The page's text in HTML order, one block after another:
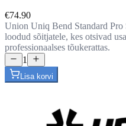
€74.90
Union Uniq Bend Standard Pro
loodud sõitjatele, kes otsivad
professionaalses tõukerattas.
1
Lisa korvi